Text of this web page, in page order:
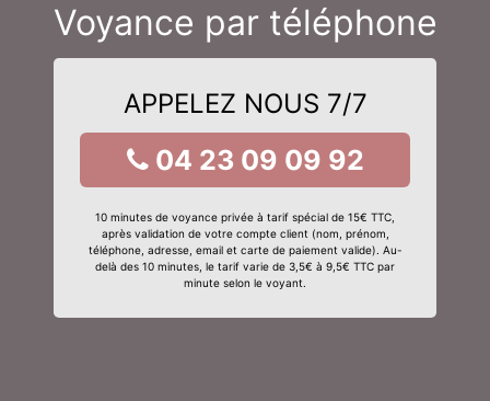
Voyance par téléphone
APPELEZ NOUS 7/7
04 23 09 09 92
10 minutes de voyance privée à tarif spécial de 15€ TTC,
après validation de votre compte client (nom, prénom,
téléphone, adresse, email et carte de paiement valide). Au-
delà des 10 minutes, le tarif varie de 3,5€ à 9,5€ TTC par
minute selon le voyant.